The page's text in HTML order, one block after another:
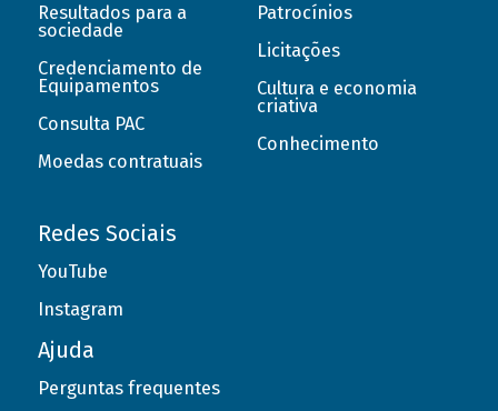
Resultados para a
sociedade
Credenciamento de
Equipamentos
Consulta PAC
Moedas contratuais
Patrocínios
Licitações
Cultura e economia
criativa
Conhecimento
Redes Sociais
YouTube
Instagram
Ajuda
Perguntas frequentes